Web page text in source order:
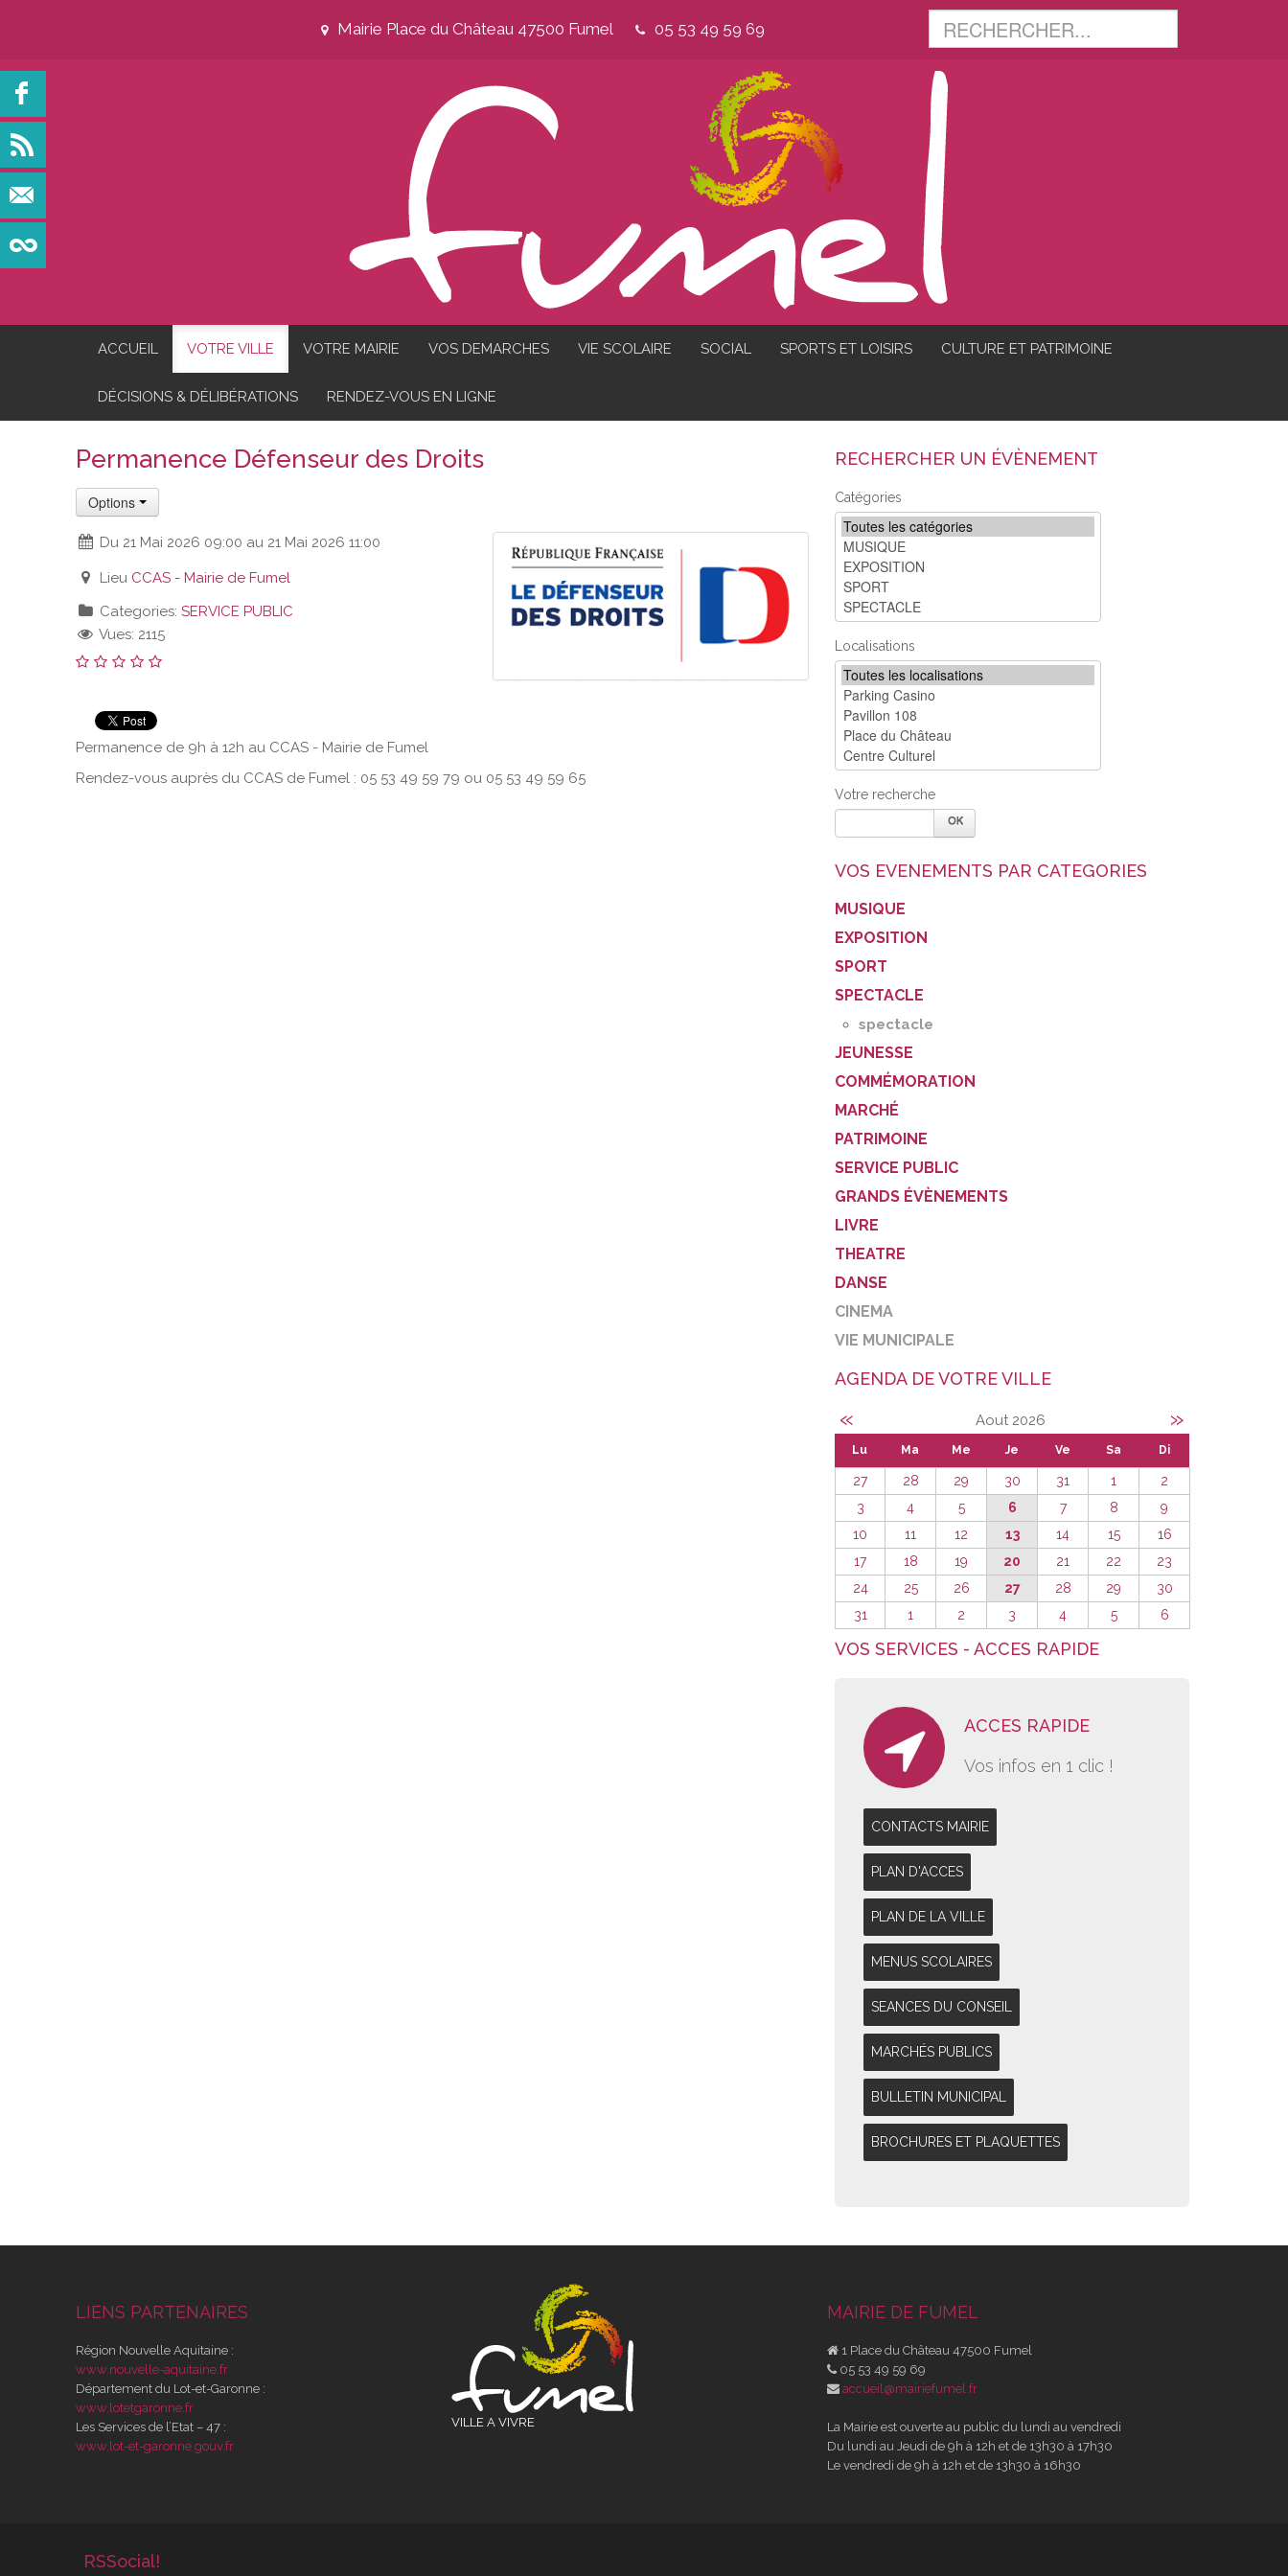
Mairie Place du Château 47500 Fumel 05 53 49 59 69
ACCUEIL VOTRE VILLE VOTRE MAIRIE VOS DEMARCHES VIE SCOLAIRE SOCIAL SPORTS ET LOISIRS CULTURE ET PATRIMOINE
DÉCISIONS & DÉLIBÉRATIONS RENDEZ-VOUS EN LIGNE
Permanence Défenseur des Droits
Options
Du 21 Mai 2026 09:00 au 21 Mai 2026 11:00
Lieu CCAS - Mairie de Fumel
Categories: SERVICE PUBLIC
Vues: 2115
Permanence de 9h à 12h au CCAS - Mairie de Fumel
Rendez-vous auprès du CCAS de Fumel : 05 53 49 59 79 ou 05 53 49 59 65
RECHERCHER UN ÉVÈNEMENT
Catégories
Localisations
Votre recherche
VOS EVENEMENTS PAR CATEGORIES
MUSIQUE
EXPOSITION
SPORT
SPECTACLE
spectacle
JEUNESSE
COMMÉMORATION
MARCHÉ
PATRIMOINE
SERVICE PUBLIC
GRANDS ÉVÈNEMENTS
LIVRE
THEATRE
DANSE
CINEMA
VIE MUNICIPALE
AGENDA DE VOTRE VILLE
« Aout 2026 »
Lu Ma Me Je Ve Sa Di
27 28 29 30 31 1
2
3
4 5 6 7 8
9
10
11 12 13 14 15
16
17
18 19 20 21 22
23
24
25 26 27 28 29
30
31
1 2 3 4 5 6
VOS SERVICES - ACCES RAPIDE
ACCES RAPIDE
Vos infos en 1 clic !
CONTACTS MAIRIE
PLAN D'ACCES
PLAN DE LA VILLE
MENUS SCOLAIRES
SEANCES DU CONSEIL
MARCHÉS PUBLICS
BULLETIN MUNICIPAL
BROCHURES ET PLAQUETTES
LIENS PARTENAIRES
Région Nouvelle Aquitaine :
www.nouvelle-aquitaine.fr
Département du Lot-et-Garonne :
www.lotetgaronne.fr
Les Services de l’Etat – 47 :
www.lot-et-garonne.gouv.fr
VILLE A VIVRE
MAIRIE DE FUMEL
1 Place du Château 47500 Fumel
05 53 49 59 69
accueil@mairiefumel.fr
La Mairie est ouverte au public du lundi au vendredi
Du lundi au Jeudi de 9h à 12h et de 13h30 à 17h30
Le vendredi de 9h à 12h et de 13h30 à 16h30
RSSocial!